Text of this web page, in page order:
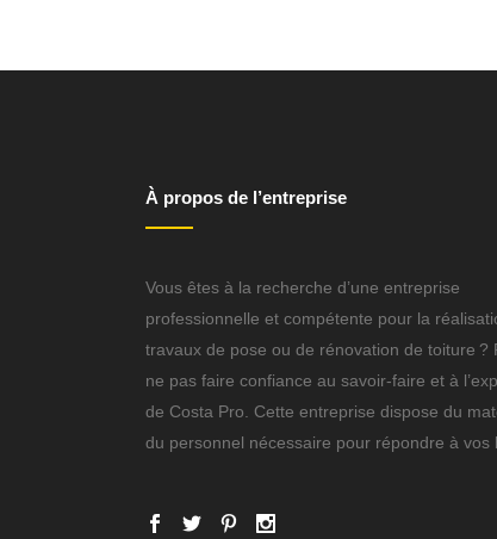
À propos de l’entreprise
Vous êtes à la recherche d’une entreprise
professionnelle et compétente pour la
travaux de pose ou de rénovation de toiture ?
ne pas faire confiance au savoir-faire et à
de Costa Pro. Cette entreprise dispose du
du personnel nécessaire pour répondre à vos